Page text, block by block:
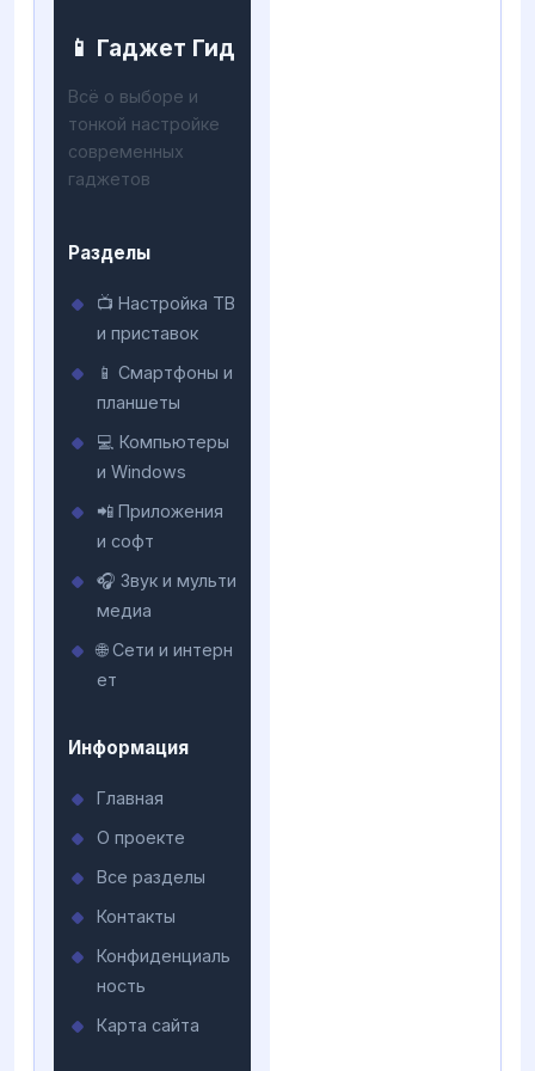
📱 Гаджет Гид
Всё о выборе и
тонкой настройке
современных
гаджетов
Разделы
📺 Настройка ТВ
и приставок
📱 Смартфоны и
планшеты
💻 Компьютеры
и Windows
📲 Приложения
и софт
🎧 Звук и мульти
медиа
🌐 Сети и интерн
ет
Информация
Главная
О проекте
Все разделы
Контакты
Конфиденциаль
ность
Карта сайта